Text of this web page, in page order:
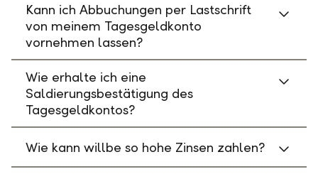
Kann ich Abbuchungen per Lastschrift
von meinem Tagesgeldkonto
vornehmen lassen?
Wie erhalte ich eine
Saldierungsbestätigung des
Tagesgeldkontos?
Wie kann willbe so hohe Zinsen zahlen?